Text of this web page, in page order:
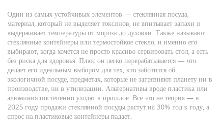
Один из самых устойчивых элементов — стеклянная посуда,
материал, который не выделяет токсинов, не впитывает запахи и
выдерживает температуры от мороза до духовки. Также называют
стеклянные контейнеры или термостойкое стекло, и именно его
выбирают, когда хочется не просто красиво сервировать стол, а есть
без риска для здоровья. Плюс он легко перерабатывается — что
делает его идеальным выбором для тех, кто заботится об
экологичной посуде, предметах, которые не загрязняют планету ни в
производстве, ни в утилизации. Альтернативы вроде пластика или
алюминия постепенно уходят в прошлое. Всё это не теория — в
2025 году продажи стеклянной посуды растут на 30% год к году, а
спрос на пластиковые контейнеры падает.